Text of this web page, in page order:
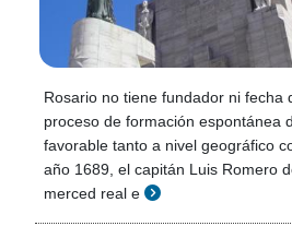
Rosario no tiene fundador ni fecha
proceso de formación espontánea
favorable tanto a nivel geográfico
año 1689, el capitán Luis Romero
merced real e